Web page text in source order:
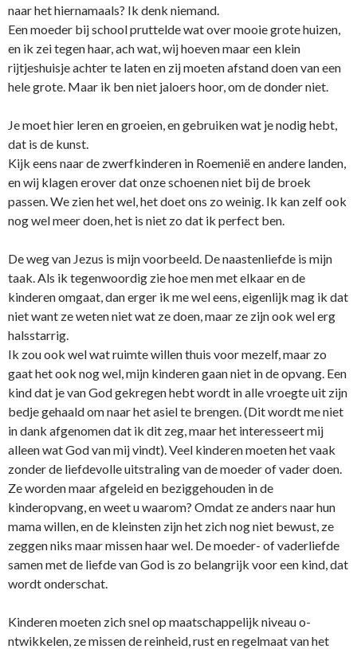
naar het hiernamaals? Ik denk niemand.
Een moeder bij school pruttelde wat over mooie grote huizen,
en ik zei tegen haar, ach wat, wij hoeven maar een klein
rijtjeshuisje achter te laten en zij moeten afstand doen van een
hele grote. Maar ik ben niet jaloers hoor, om de donder niet.
Je moet hier leren en groeien, en gebruiken wat je nodig hebt,
dat is de kunst.
Kijk eens naar de zwerfkinderen in Roemenië en andere landen,
en wij klagen erover dat o­nze schoenen niet bij de broek
passen. We zien het wel, het doet o­ns zo weinig. Ik kan zelf ook
nog wel meer doen, het is niet zo dat ik perfect ben.
De weg van Jezus is mijn voorbeeld. De naastenliefde is mijn
taak. Als ik tegenwoordig zie hoe men met elkaar en de
kinderen omgaat, dan erger ik me wel eens, eigenlijk mag ik dat
niet want ze weten niet wat ze doen, maar ze zijn ook wel erg
halsstarrig.
Ik zou ook wel wat ruimte willen thuis voor mezelf, maar zo
gaat het ook nog wel, mijn kinderen gaan niet in de opvang. Een
kind dat je van God gekregen hebt wordt in alle vroegte uit zijn
bedje gehaald om naar het asiel te brengen. (Dit wordt me niet
in dank afgenomen dat ik dit zeg, maar het interesseert mij
alleen wat God van mij vindt). Veel kinderen moeten het vaak
zonder de liefdevolle uitstraling van de moeder of vader doen.
Ze worden maar afgeleid en beziggehouden in de
kinderopvang, en weet u waarom? Omdat ze anders naar hun
mama willen, en de kleinsten zijn het zich nog niet bewust, ze
zeggen niks maar missen haar wel. De moeder- of vaderliefde
samen met de liefde van God is zo belangrijk voor een kind, dat
wordt o­nderschat.
Kinderen moeten zich snel op maatschappelijk niveau o­
ntwikkelen, ze missen de reinheid, rust en regelmaat van het